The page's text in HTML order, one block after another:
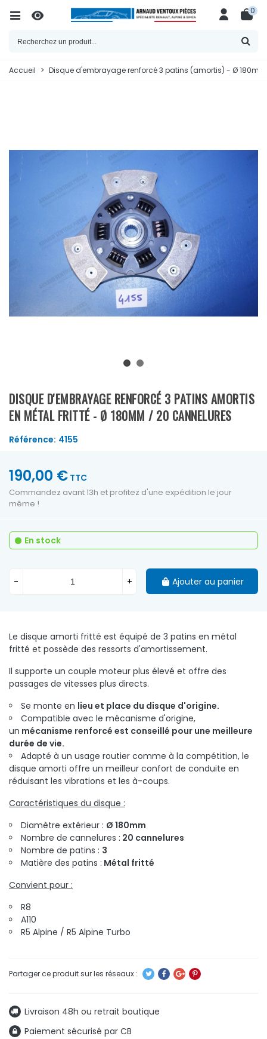
0
Accueil > Disque d'embrayage renforcé 3 patins (amortis) - Ø
DISQUE D'EMBRAYAGE RENFORCÉ 3 PATINS AMORTIS
EN MÉTAL FRITTÉ - Ø 180MM / 20 CANNELURES
Référence: 4155
Le disque amorti fritté est équipé de 3 patins en métal
fritté et possède des ressorts d'amortissement.
Il supporte un couple moteur plus élevé et offre des
passages de vitesses plus directs.
Se monte en lieu et place du disque d'origine.
Compatible avec le mécanisme d'origine,
un mécanisme renforcé est conseillé pour une meilleure
durée de vie.
Adapté à un usage routier comme à la compétition, le
disque amorti offre un meilleur confort de conduite en
réduisant les vibrations et les à-coups.
Caractéristiques du disque :
Diamètre extérieur : Ø 180mm
Nombre de cannelures : 20 cannelures
Nombre de patins : 3
Matière des patins : Métal fritté
Convient pour :
R8
A110
R5 Alpine / R5 Alpine Turbo
Livraison 48h ou retrait boutique
Paiement sécurisé par CB
190,00 € TTC
Commandez avant 13h et profitez d'une expédition le jour
même !
En stock
- + Ajouter au panier